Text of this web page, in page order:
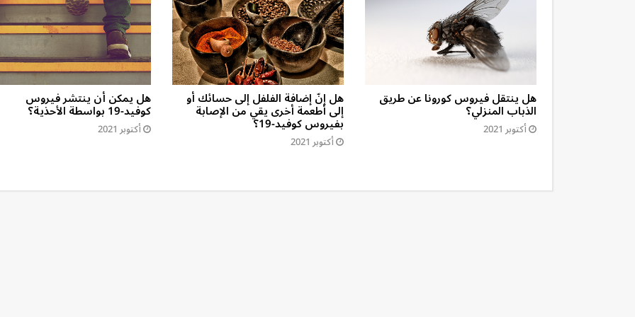
هل يمكن أن ينتشر فيروس
كوفيد-19 بواسطة الأحذية؟
أكتوبر 2021
هل إنّ إضافة الفلفل إلى حسائك أو
إلى أطعمة أخرى يقي من الإصابة
بفيروس كوفيد-19؟
أكتوبر 2021
هل ينتقل فيروس كورونا عن طريق
الذباب المنزلي؟
أكتوبر 2021